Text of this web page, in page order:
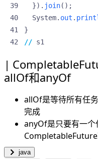
}). join();
System. out .
}
// s1
allOf和anyOf
allOf是等待所有任
完成
anyOf是只要有一
java